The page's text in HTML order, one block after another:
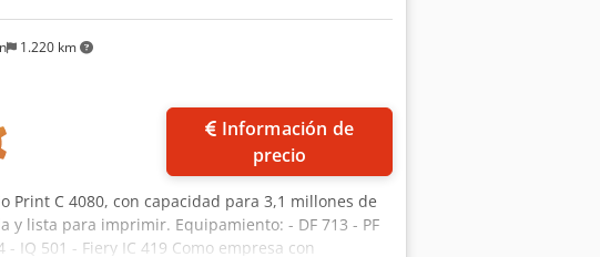
Pedir más fotos
1.220 km
precio
Print C 4080, con capacidad para 3,1 millones de
lista para imprimir. Equipamiento: - DF 713 - PF
- IQ 501 - Fiery IC 419 Como empresa con